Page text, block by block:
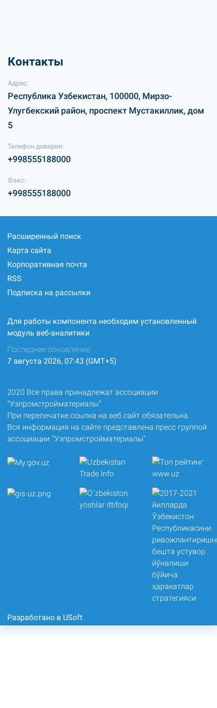
Контакты
Адрес:
Республика Узбекистан, 100000, Мирзо-
Улугбекский район, проспект Мустакиллик, дом
5
Телефон доверия:
+998555188000
Факс:
+998555188000
Расширенный поиск
Карта сайта
Корпоративная почта
RSS
Подписка на рассылки
Для работы компонента необходим установленный
модуль веб-аналитики
Последнее обновление:
7 августа 2026, 07:43 (GMT+5)
2020 Все права принадлежат ассоциации
“Узпромстройматериалы”.
При перепечатке ссылка на веб сайт обязательна.
Вся информация на сайте представлена пресс группой
ассоциации “Узпромстройматериалы”.
Разработано в USoft